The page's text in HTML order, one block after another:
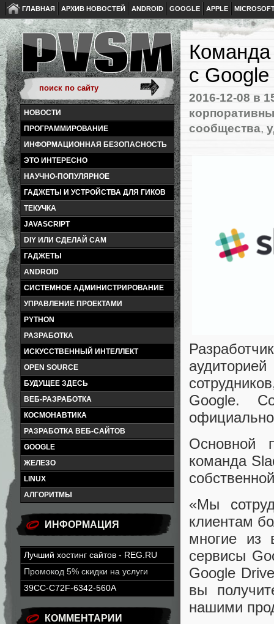
ГЛАВНАЯ АРХИВ НОВОСТЕЙ ANDROID GOOGLE APPLE
НОВОСТИ
ПРОГРАММИРОВАНИЕ
ИНФОРМАЦИОННАЯ БЕЗОПАСНОСТЬ
ЭТО ИНТЕРЕСНО
НАУЧНО-ПОПУЛЯРНОЕ
ГАДЖЕТЫ И УСТРОЙСТВА ДЛЯ ГИКОВ
ТЕКУЧКА
JAVASCRIPT
DIY ИЛИ СДЕЛАЙ САМ
ГАДЖЕТЫ
ANDROID
СИСТЕМНОЕ АДМИНИСТРИРОВАНИЕ
УПРАВЛЕНИЕ ПРОЕКТАМИ
PYTHON
РАЗРАБОТКА
ИСКУССТВЕННЫЙ ИНТЕЛЛЕКТ
OPEN SOURCE
БУДУЩЕЕ ЗДЕСЬ
ВЕБ-РАЗРАБОТКА
КОСМОНАВТИКА
РАЗРАБОТКА ВЕБ-САЙТОВ
GOOGLE
ЖЕЛЕЗО
LINUX
АЛГОРИТМЫ
ИНФОРМАЦИЯ
Лучший хостинг сайтов - REG.RU
Промокод 5% скидки на услуги
39CC-C72F-6342-560A
КОММЕНТАРИИ
Команда
с
2016-12-08 в
сообщества,
Google.
Основной
команда
«Мы
клиентам
многие из
сервисы
Google
вы
нашими